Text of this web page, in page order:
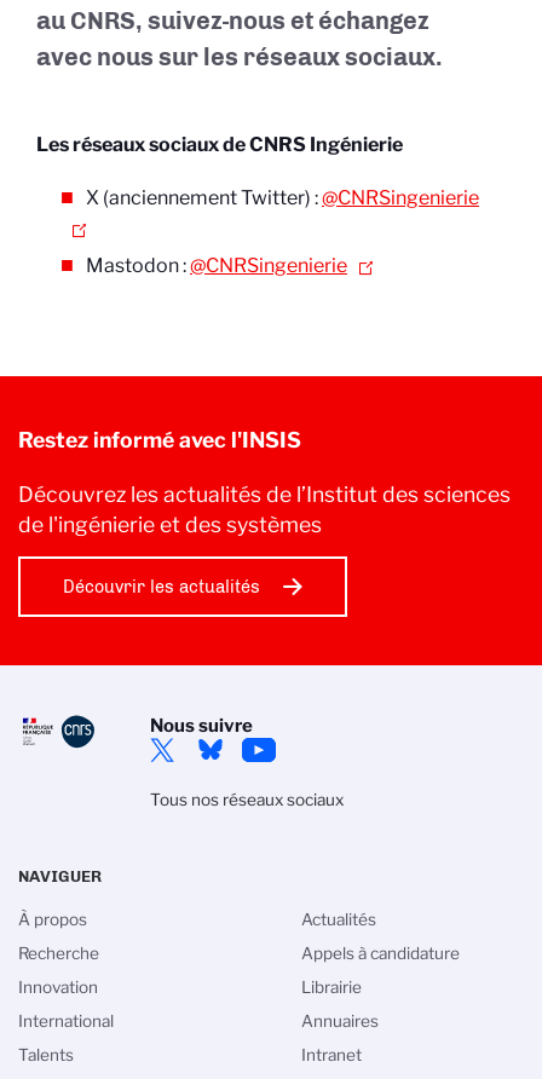
au CNRS, suivez-nous et échangez
avec nous sur les réseaux sociaux.
Les réseaux sociaux de CNRS Ingénierie
X (anciennement Twitter) :@CNRSingenierie
Mastodon :@CNRSingenierie
Restez informé avec l'INSIS
Découvrez les actualités de l’Institut des sciences
de l'ingénierie et des systèmes
Découvrir les actualités
Nous suivre
Tous nos réseaux sociaux
NAVIGUER
À propos
Recherche
Innovation
International
Talents
Actualités
Appels à candidature
Librairie
Annuaires
Intranet